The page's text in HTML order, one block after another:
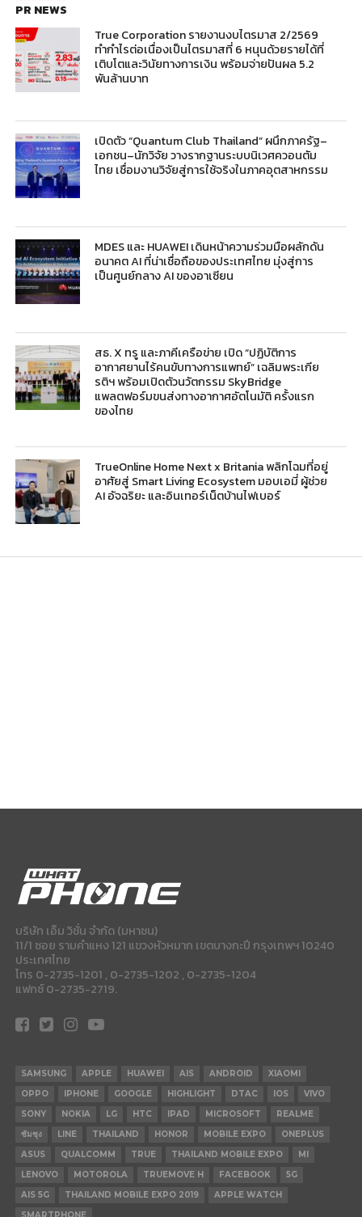
PR NEWS
True Corporation รายงานงบไตรมาส 2/2569
ทำกำไรต่อเนื่องเป็นไตรมาสที่ 6 หนุนด้วยรายได้ที่
เติบโตและวินัยทางการเงิน พร้อมจ่ายปันผล 5.2
พันล้านบาท
เปิดตัว “Quantum Club Thailand” ผนึกภาครัฐ–
เอกชน–นักวิจัย วางรากฐานระบบนิเวศควอนตัม
ไทย เชื่อมงานวิจัยสู่การใช้จริงในภาคอุตสาหกรรม
MDES และ HUAWEI เดินหน้าความร่วมมือผลักดัน
อนาคต AI ที่น่าเชื่อถือของประเทศไทย มุ่งสู่การ
เป็นศูนย์กลาง AI ของอาเซียน
สธ. X ทรู และภาคีเครือข่าย เปิด “ปฏิบัติการ
อากาศยานไร้คนขับทางการแพทย์” เฉลิมพระเกีย
รติฯ พร้อมเปิดตัวนวัตกรรม SkyBridge
แพลตฟอร์มขนส่งทางอากาศอัตโนมัติ ครั้งแรก
ของไทย
TrueOnline Home Next x Britania พลิกโฉมที่อยู่
อาศัยสู่ Smart Living Ecosystem มอบเอมี่ ผู้ช่วย
AI อัจฉริยะ และอินเทอร์เน็ตบ้านไฟเบอร์
บริษัท เอ็ม วิชั่น จำกัด (มหาชน)
11/1 ซอย รามคำแหง 121 แขวงหัวหมาก เขตบางกะปี กรุงเทพฯ 10240
ประเทศไทย
โทร 0-2735-1201 , 0-2735-1202 , 0-2735-1204
แฟกซ์ 0-2735-2719.
SAMSUNG APPLE HUAWEI AIS ANDROID
XIAOMI
OPPO
IPHONE GOOGLE HIGHLIGHT DTAC IOS
VIVO
SONY
NOKIA LG HTC IPAD MICROSOFT
REALME
ซัมซุง
LINE THAILAND HONOR MOBILE EXPO
ONEPLUS
ASUS
QUALCOMM TRUE THAILAND MOBILE EXPO
MI
LENOVO
MOTOROLA TRUEMOVE H FACEBOOK
5G
AIS 5G
THAILAND MOBILE EXPO 2019
APPLE WATCH